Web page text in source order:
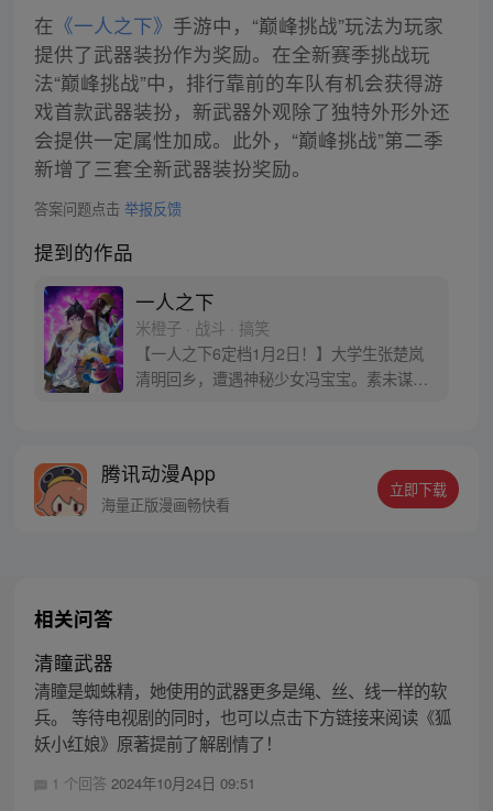
在 《一人之下》 手游中，“巅峰挑战”玩法为玩家
提供了武器装扮作为奖励。在全新赛季挑战玩
法“巅峰挑战”中，排行靠前的车队有机会获得游
戏首款武器装扮，新武器外观除了独特外形外还
会提供一定属性加成。此外，“巅峰挑战”第二季
新增了三套全新武器装扮奖励。
答案问题点击 举报反馈
提到的作品
一人之下
米橙子 · 战斗 · 搞笑
【一人之下6定档1月2日！】大学生张楚岚
清明回乡，遭遇神秘少女冯宝宝。素未谋面
密，张楚岚的生活被彻底颠覆，与冯宝宝一
同踏上“异人”之旅。
腾讯动漫App
海量正版漫画畅快看
立即下载
相关问答
清瞳武器
清瞳是蜘蛛精，她使用的武器更多是绳、丝、线一样的软
兵。 等待电视剧的同时，也可以点击下方链接来阅读《狐
妖小红娘》原著提前了解剧情了！
1 个回答 2024年10月24日 09:51